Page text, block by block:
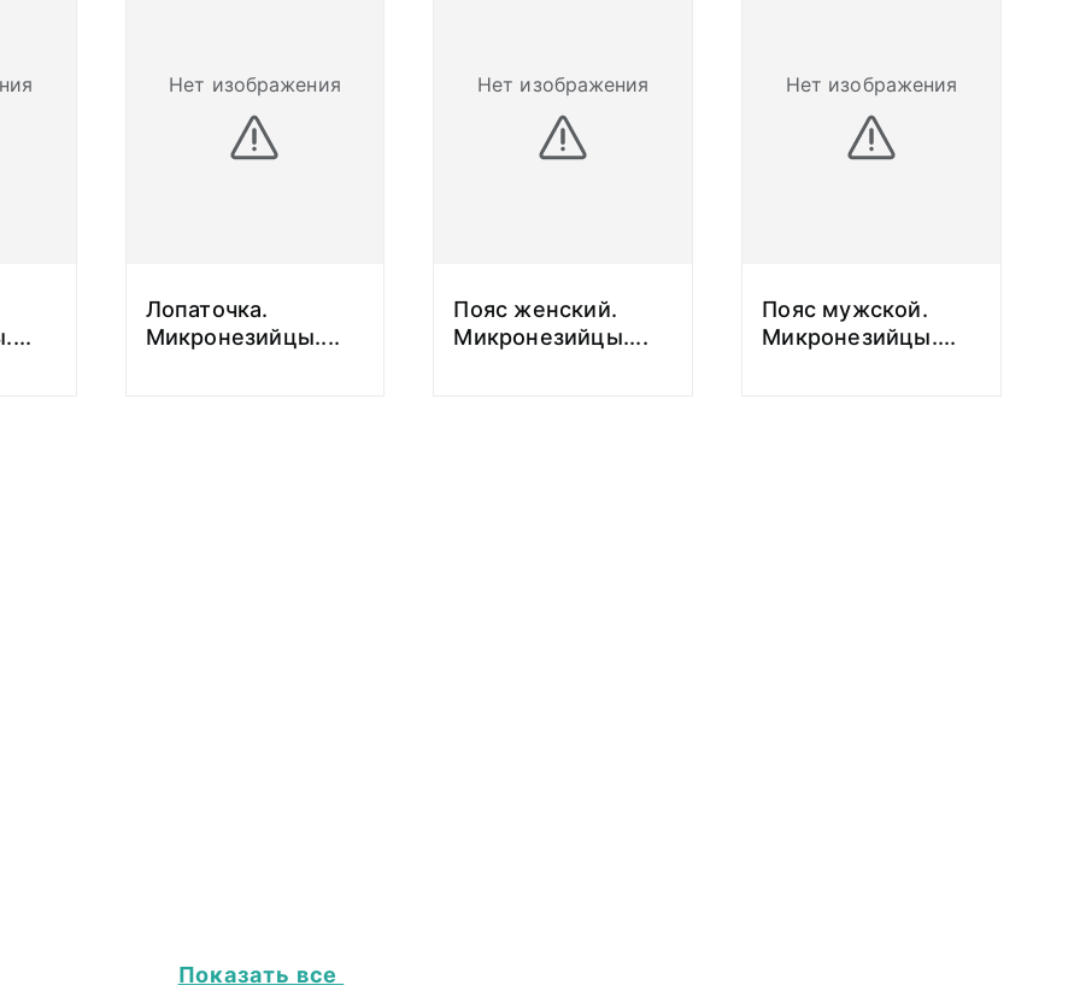
...
Нет изображения
Лопаточка.
Микронезийцы....
Нет изображения
Пояс женский.
Микронезийцы....
Нет изображения
Пояс мужской.
Микронезийцы....
Показать все